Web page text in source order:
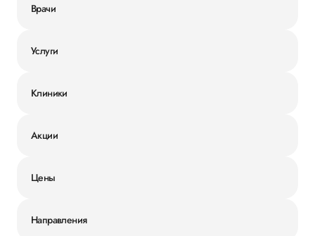
Врачи
Услуги
Клиники
Акции
Цены
Направления